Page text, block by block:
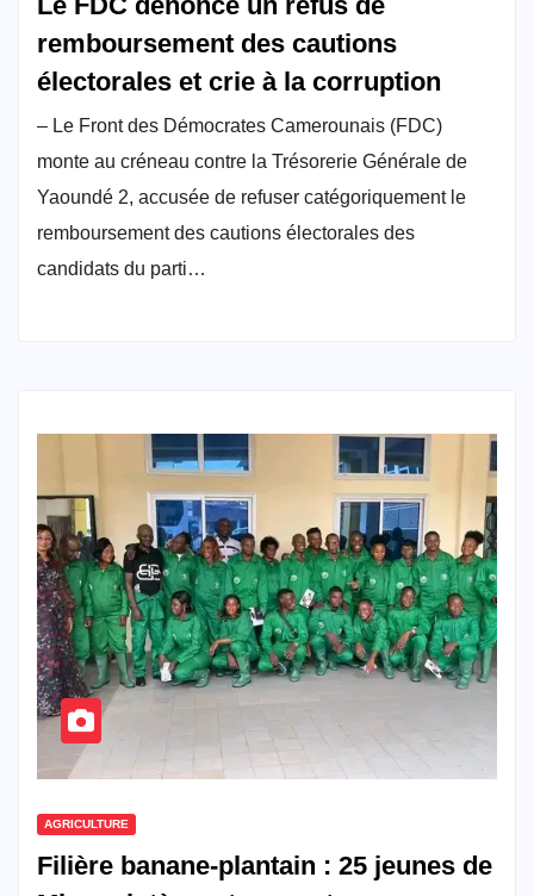
remboursement des cautions
électorales et crie à la corruption
– Le Front des Démocrates Camerounais (FDC)
monte au créneau contre la Trésorerie Générale de
Yaoundé 2, accusée de refuser catégoriquement le
remboursement des cautions électorales des
candidats du parti…
AGRICULTURE
Filière banane-plantain : 25 jeunes de